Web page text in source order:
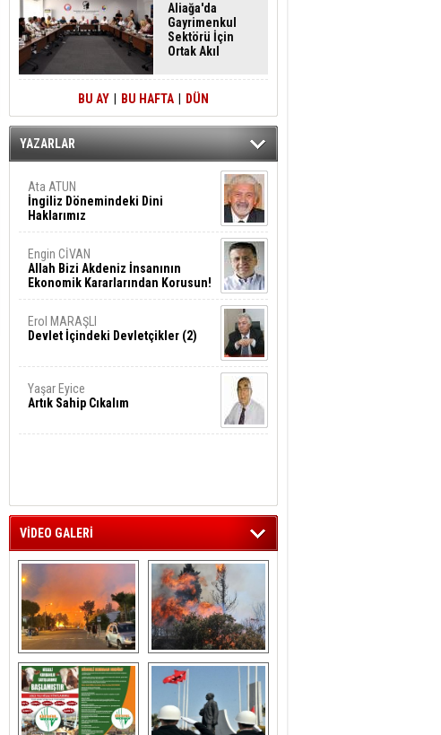
Aliağa'da
Gayrimenkul
Sektörü İçin
Ortak Akıl
BU AY BU HAFTA DÜN
YAZARLAR
Ata ATUN
İngiliz Dönemindeki Dini
Haklarımız
Engin CİVAN
Allah Bizi Akdeniz İnsanının
Ekonomik Kararlarından Korusun!
Erol MARAŞLI
Devlet İçindeki Devletçikler (2)
Yaşar Eyice
Artık Sahip Cıkalım
VİDEO GALERİ
Aliağa ‘da  otluk
alanda çıkan
yangın evlere
sıçramadan
söndürüldü
Aliağa'nın Ciğerleri